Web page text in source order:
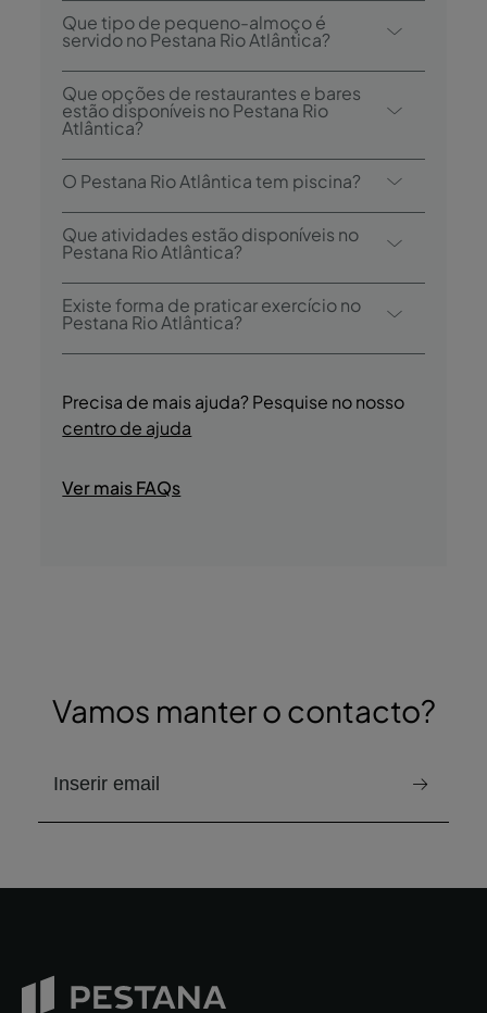
O check-in no Pestana Rio Atlântica é
desde as 15:00, e o check-out é até às
12:00.
Que tipo de pequeno-almoço é
servido no Pestana Rio Atlântica?
As opções de pequeno-almoço incluem
buffet.
Que opções de restaurantes e bares
estão disponíveis no Pestana Rio
Atlântica?
O Pestana Rio Atlântica tem 1 restaurante:
Cais da Ribeira. O hotel também possui 1
bar: Deck Lounge Bar.
O Pestana Rio Atlântica tem piscina?
Sim, o hotel tem uma piscina exterior.
Que atividades estão disponíveis no
Pestana Rio Atlântica?
O Pestana Rio Atlântica oferece as
seguintes atividades/serviços (pode incluir
custo extra):
- Centro Wellness
- Tours Culturais Guiadas
- Passeios de Jipe
- Lojas
Existe forma de praticar exercício no
Pestana Rio Atlântica?
durante a sua estadia.
Precisa de mais ajuda? Pesquise no nosso
centro de ajuda
Ver mais FAQs
Vamos manter o contacto?
e-mail para receber a newsletter